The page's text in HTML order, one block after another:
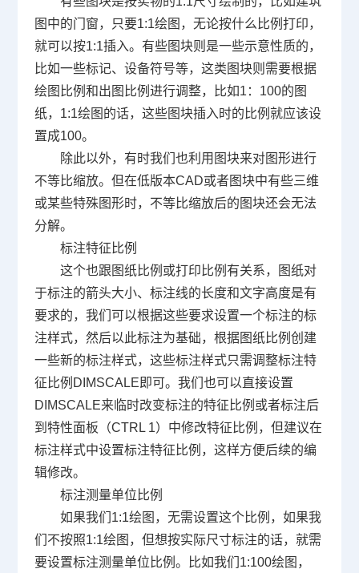
图中的门窗，只要1:1绘图，无论按什么比例打印，
就可以按1:1插入。有些图块则是一些示意性质的，
比如一些标记、设备符号等，这类图块则需要根据
绘图比例和出图比例进行调整，比如1 ： 100的图
纸， 1:1绘图的话，这些图块插入时的比例就应该设
置成100。
除此以外，有时我们也利用图块来对图形进行
不等比缩放。但在低版本CAD或者图块中有些三维
或某些特殊图形时，不等比缩放后的图块还会无法
分解。
标注特征比例
这个也跟图纸比例或打印比例有关系，图纸对
于标注的箭头大小、标注线的长度和文字高度是有
要求的，我们可以根据这些要求设置一个标注的标
注样式，然后以此标注为基础，根据图纸比例创建
一些新的标注样式，这些标注样式只需调整标注特
征比例 DIMSCALE 即可。我们也可以直接设置
DIMSCALE来临时改变标注的特征比例或者标注后
到特性面板（CTRL 1）中修改特征比例，但建议在
标注样式中设置标注特征比例，这样方便后续的编
辑修改。
标注测量单位比例
如果我们 1:1绘图，无需设置这个比例，如果我
们不按照1:1绘图，但想按实际尺寸标注的话，就需
要设置标注测量单位比例。比如我们 1:100绘图，